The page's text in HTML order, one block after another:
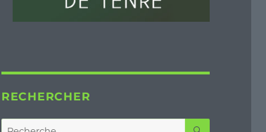
RECHERCHER
Recherche